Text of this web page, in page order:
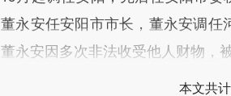
董永安任安阳市市长，董永安调任
董永安因多次非法收受他人财物，
本文共